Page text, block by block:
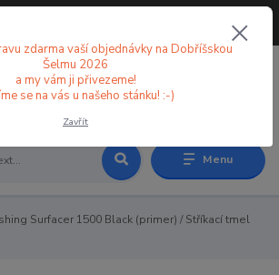
Menu
Surfacer 1500 Black (primer) / Stříkací tmel
zdarma vaší objednávky na Dobříšskou
Šelmu 2026
a my vám ji přivezeme!
se na vás u našeho stánku! :-)
Zavřít